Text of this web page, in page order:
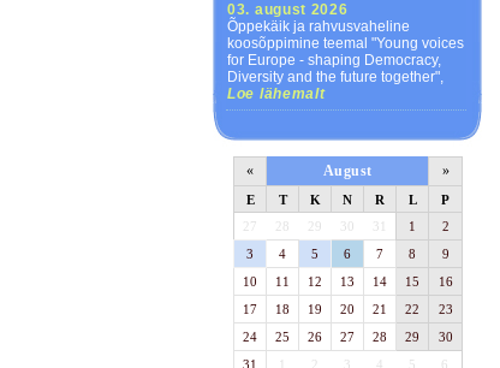
03. august 2026
Õppekäik ja rahvusvaheline
koosõppimine teemal "Young voices
for Europe - shaping Democracy,
Diversity and the future together",
Loe lähemalt
« August »
E T K N R L
P
27
28 29 30 31 1
2
3
4 5 6 7 8
9
10
11 12 13 14 15
16
17
18 19 20 21 22
23
24
25 26 27 28 29
30
31
1 3 4 5 6